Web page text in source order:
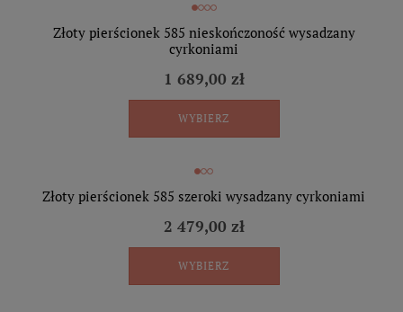
Złoty pierścionek 585 nieskończoność wysadzany
cyrkoniami
1 689,00 zł
WYBIERZ
Złoty pierścionek 585 szeroki wysadzany cyrkoniami
2 479,00 zł
WYBIERZ